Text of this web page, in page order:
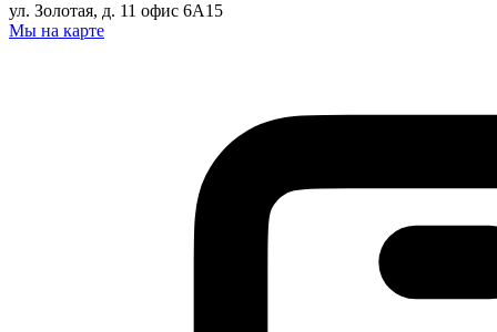
ул. Золотая, д. 11 офис 6А15
Мы на карте